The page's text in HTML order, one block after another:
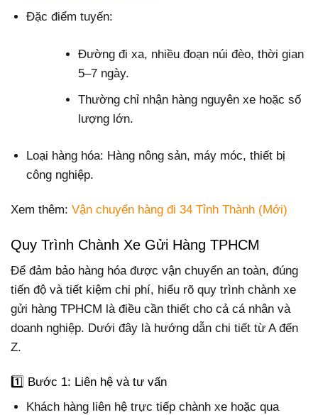
Đặc điểm tuyến:
Đường đi xa, nhiều đoạn núi đèo, thời gian
5–7 ngày.
Thường chỉ nhận hàng nguyên xe hoặc số
lượng lớn.
Loại hàng hóa: Hàng nông sản, máy móc, thiết bị
công nghiệp.
Xem thêm: Vận chuyển hàng đi 34 Tỉnh Thành (Mới)
Quy Trình Chành Xe Gửi Hàng TPHCM
Để đảm bảo hàng hóa được vận chuyển an toàn, đúng
tiến độ và tiết kiệm chi phí, hiểu rõ quy trình chành xe
gửi hàng TPHCM là điều cần thiết cho cả cá nhân và
doanh nghiệp. Dưới đây là hướng dẫn chi tiết từ A đến
Z.
1️⃣ Bước 1: Liên hệ và tư vấn
Khách hàng liên hệ trực tiếp chành xe hoặc qua